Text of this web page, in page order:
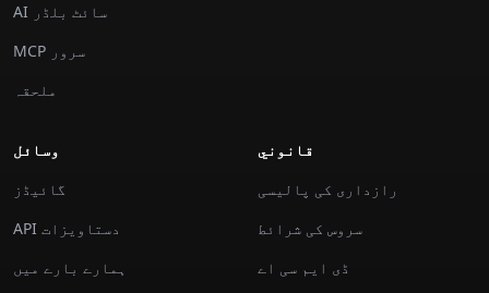
AI سائٹ بلڈر
MCP سرور
ملحقہ
وسائل
گائیڈز
API دستاویزات
ہمارے بارے میں
قانوني
رازداری کی پالیسی
سروس کی شرائط
ڈی ایم سی اے